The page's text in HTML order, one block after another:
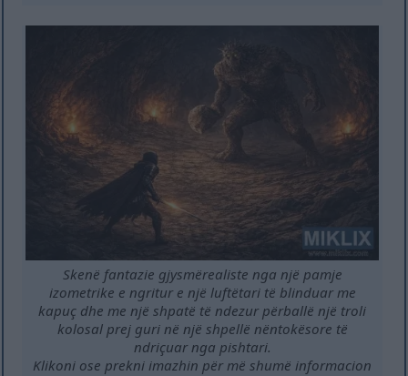
Skenë fantazie gjysmërealiste nga një pamje
izometrike e ngritur e një luftëtari të blinduar me
kapuç dhe me një shpatë të ndezur përballë një troli
kolosal prej guri në një shpellë nëntokësore të
ndriçuar nga pishtari.
Klikoni ose prekni imazhin për më shumë informacion